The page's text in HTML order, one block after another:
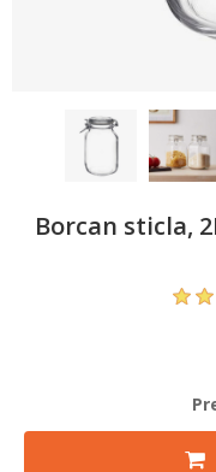
Borcan sticla,